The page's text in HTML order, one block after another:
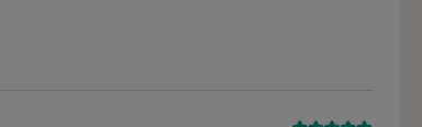
byl odstraněn